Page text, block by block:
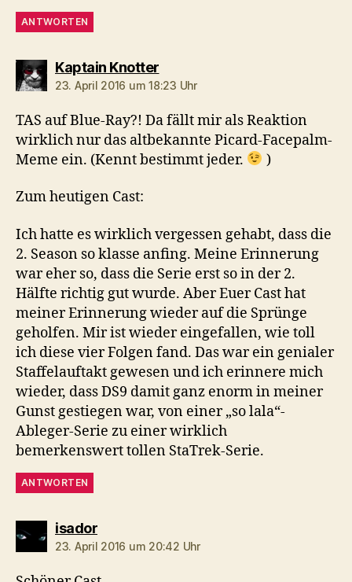
ANTWORTEN
Kaptain Knottersagt:
23. April 2016 um 18:23 Uhr
TAS auf Blue-Ray?! Da fällt mir als Reaktion
wirklich nur das altbekannte Picard-Facepalm-
Meme ein. (Kennt bestimmt jeder.
)
Zum heutigen Cast:
Ich hatte es wirklich vergessen gehabt, dass die
2. Season so klasse anfing. Meine Erinnerung
war eher so, dass die Serie erst so in der 2.
Hälfte richtig gut wurde. Aber Euer Cast hat
meiner Erinnerung wieder auf die Sprünge
geholfen. Mir ist wieder eingefallen, wie toll
ich diese vier Folgen fand. Das war ein genialer
Staffelauftakt gewesen und ich erinnere mich
wieder, dass DS9 damit ganz enorm in meiner
Gunst gestiegen war, von einer „so lala“-
Ableger-Serie zu einer wirklich
bemerkenswert tollen StaTrek-Serie.
ANTWORTEN
isadorsagt:
23. April 2016 um 20:42 Uhr